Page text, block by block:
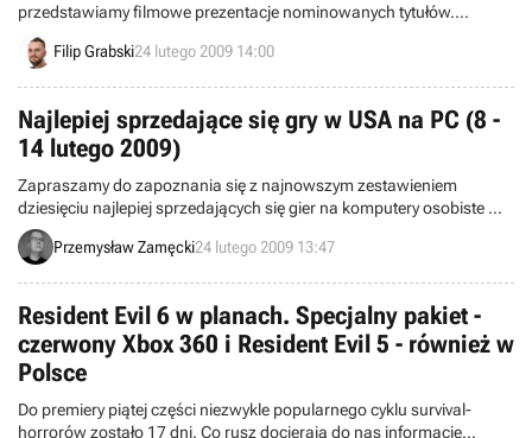
przedstawiamy filmowe prezentacje nominowanych tytułów.
Każdego dnia pojawiać się będzie jeden zestaw kilku filmików z serii
Gramy! pokazujących wyróżnione przez nas gry w akcji. Dzisiaj
Filip Grabski24 lutego 2009 14:00
Najlepiej sprzedające się gry w USA na PC (8 -
14 lutego 2009)
Zapraszamy do zapoznania się z najnowszym zestawieniem
dziesięciu najlepiej sprzedających się gier na komputery osobiste w
Stanach Zjednoczonych w okresie od 8 do 14 lutego 2009. Zostało
ono przygotowane przez amerykańską organizację NPD zajmującą
Przemysław Zamęcki24 lutego 2009 13:47
Resident Evil 6 w planach. Specjalny pakiet -
czerwony Xbox 360 i Resident Evil 5 - również w
Polsce
Do premiery piątej części niezwykle popularnego cyklu survival-
horrorów zostało 17 dni. Co rusz docierają do nas informacje